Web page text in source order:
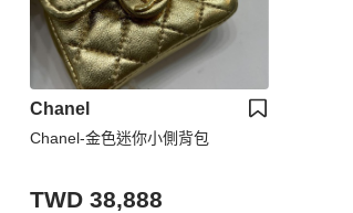
Chanel
Chanel-金色迷你小側背包
TWD 38,888